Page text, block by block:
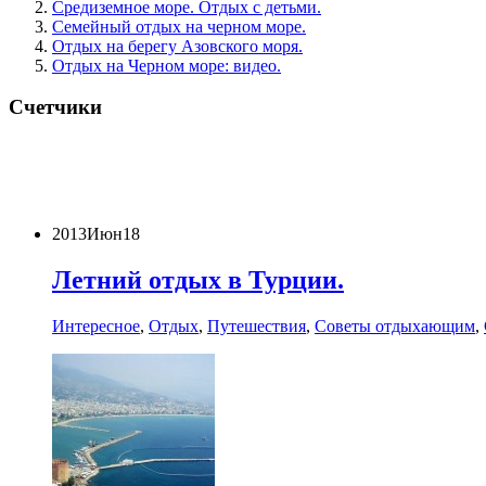
Средиземное море. Отдых с детьми.
Семейный отдых на черном море.
Отдых на берегу Азовского моря.
Отдых на Черном море: видео.
Счетчики
2013Июн18
Летний отдых в Турции.
Интересное, Отдых, Путешествия, Советы отдыхающим,